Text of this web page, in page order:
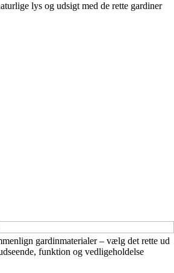
lys og udsigt med de rette gardiner
gardinmaterialer – vælg det rette ud
funktion og vedligeholdelse